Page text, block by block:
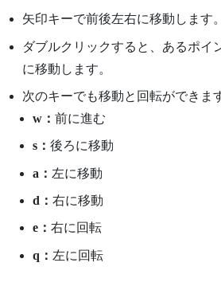
矢印キーで前後左右に移動します。
ダブルクリックすると、あるポイ
に移動します。
次のキーでも移動と回転ができま
w： 前に進む
s： 後ろに移動
a： 左に移動
d： 右に移動
e： 右に回転
q： 左に回転